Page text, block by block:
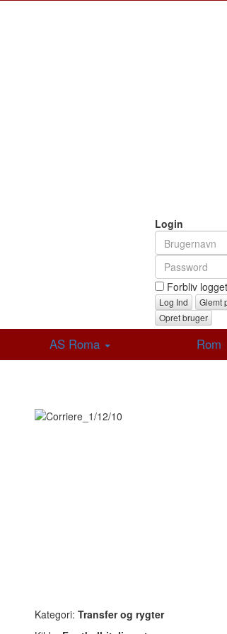
Login
Forbliv
Glemt
Opret bruger
AS Roma Rom
Kategori: Transfer og rygter